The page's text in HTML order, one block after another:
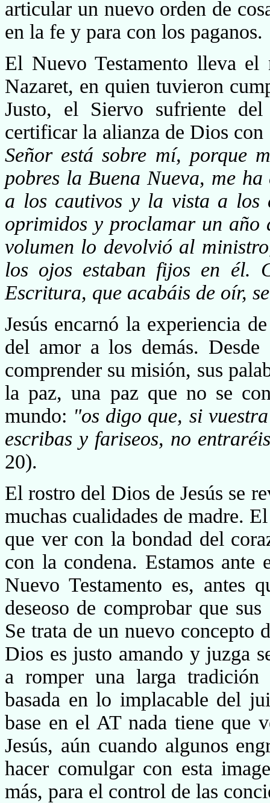
articular un nuevo orden de
en la fe y para con los paganos.
El Nuevo Testamento lleva el
Nazaret, en quien tu­vieron
Justo, el Siervo sufriente
certificar la alianza de Dios
Señor está sobre mí, porque
pobres la Buena Nueva, me
a los cautivos y la vista a
oprimidos y proclamar un año
volumen lo devolvió al
los ojos estaban fijos en él.
Escritura, que acabáis de oír,
Jesús encarnó la experiencia
del amor a los de­más. Desde
comprender su misión, sus
la paz, una paz que no se
mundo: "os digo que, si
escribas y fariseos, no
20).
El rostro del Dios de Jesús se
muchas cualidades de madre.
que ver con la bondad del
con la condena. Estamos
Nuevo Testamento es, antes
deseoso de comprobar que
Se trata de un nuevo concepto
Dios es justo amando y juzga
a romper una larga
basada en lo implacable del
base en el AT nada tiene que
Jesús, aún cuando algunos
hacer comulgar con esta
más, para el con­trol de las